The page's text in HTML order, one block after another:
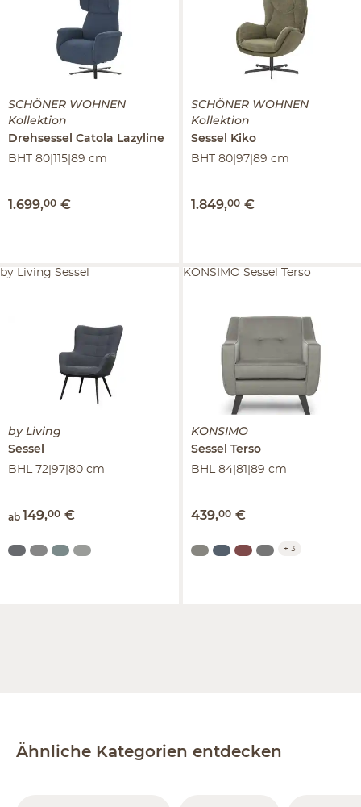
SCHÖNER WOHNEN
Kollektion
Drehsessel Catola Lazyline
BHT 80|115|89 cm
1.699,00 €
SCHÖNER WOHNEN
Kollektion
Sessel
Kiko
BHT 80|97|89 cm
1.849,00 €
by Living
Sessel
BHL 72|97|80 cm
ab 149,00 €
by Living Sessel
KONSIMO
Sessel Terso
BHL 84|81|89 cm
439,00 €
KONSIMO Sessel Terso
+ 3
Ähnliche Kategorien entdecken